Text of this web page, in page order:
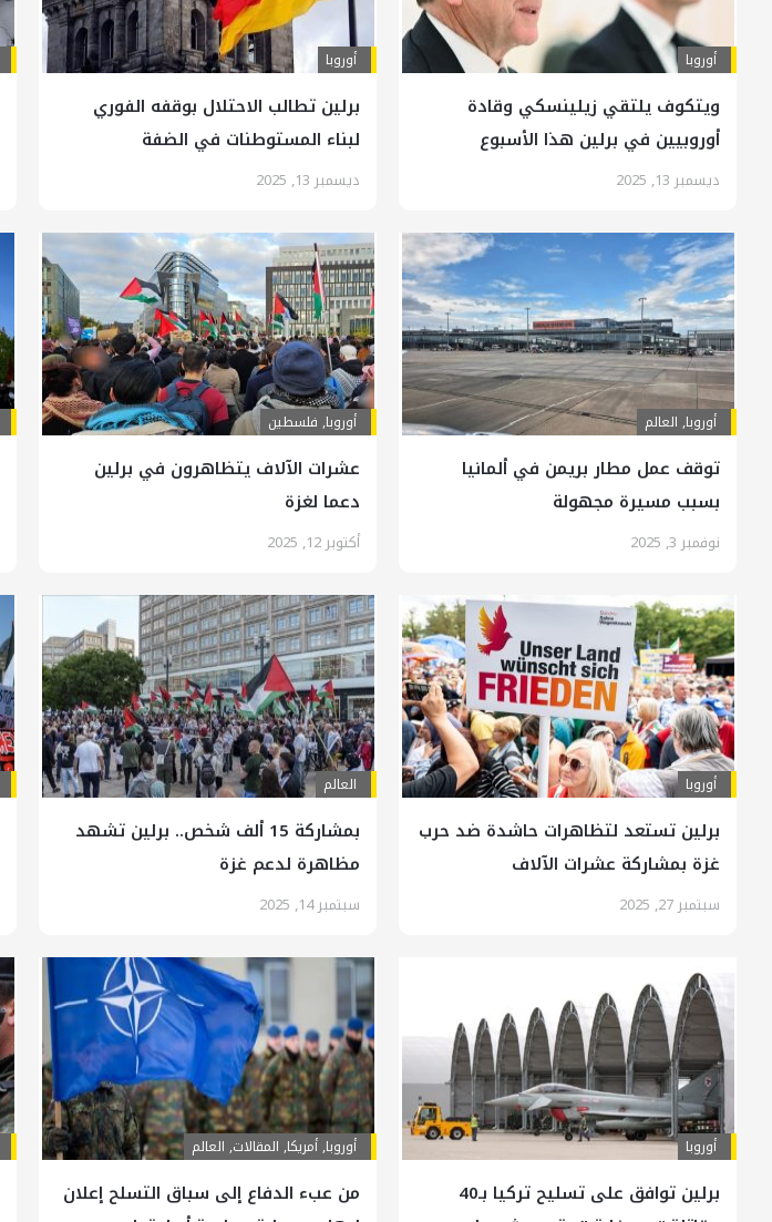
أوروبا
ويتكوف يلتقي زيلينسكي وقادة
أوروبيين في برلين هذا الأسبوع
ديسمبر 13, 2025
أوروبا
برلين تطالب الاحتلال بوقفه الفوري
لبناء المستوطنات في الضفة
ديسمبر 13, 2025
أوروبا, العالم
توقف عمل مطار بريمن في ألمانيا
بسبب مسيرة مجهولة
نوفمبر 3, 2025
أوروبا, فلسطين
عشرات الآلاف يتظاهرون في برلين
دعما لغزة
أكتوبر 12, 2025
أوروبا
برلين تستعد لتظاهرات حاشدة ضد حرب
غزة بمشاركة عشرات الآلاف
سبتمبر 27, 2025
العالم
بمشاركة 15 ألف شخص.. برلين تشهد
مظاهرة لدعم غزة
سبتمبر 14, 2025
أوروبا
برلين توافق على تسليح تركيا بـ40
أوروبا,أمريكا, المقالات, العالم
من عبء الدفاع إلى سباق التسلح إعلان